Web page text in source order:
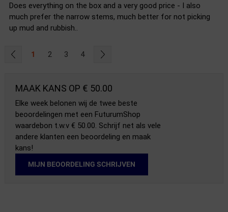
Does everything on the box and a very good price - I also
much prefer the narrow stems, much better for not picking
up mud and rubbish..
1 2 3 4
MAAK KANS OP € 50.00
Elke week belonen wij de twee beste
beoordelingen met een FuturumShop
waardebon t.w.v € 50.00. Schrijf net als vele
andere klanten een beoordeling en maak
kans!
MIJN BEOORDELING SCHRIJVEN